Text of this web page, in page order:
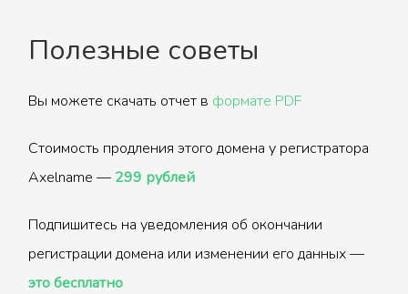
Полезные советы
Вы можете скачать отчет в формате PDF
Стоимость продления этого домена у регистратора
Axelname — 299 рублей
Подпишитесь на уведомления об окончании
регистрации домена или изменении его данных —
это бесплатно